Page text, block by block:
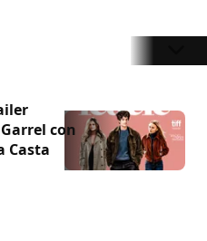
con
Casta